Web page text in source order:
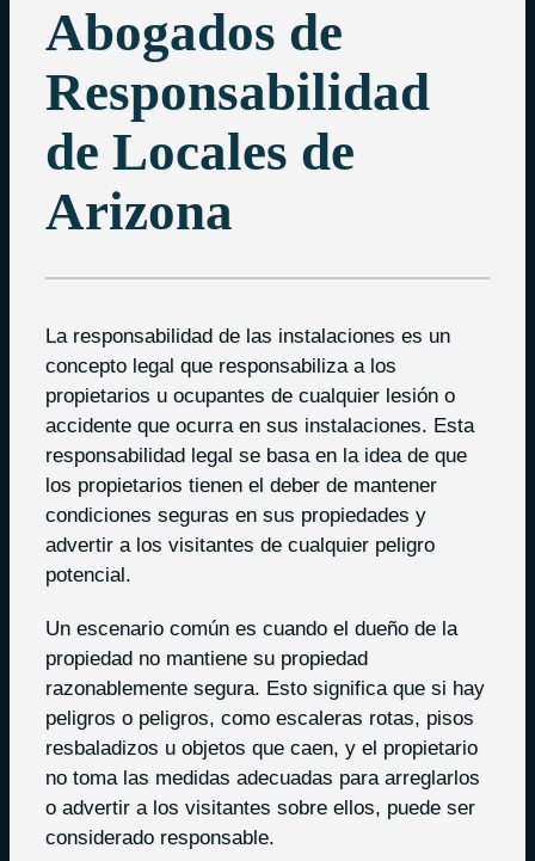
Abogados de
Responsabilidad
de Locales de
Arizona
La responsabilidad de las instalaciones es un
concepto legal que responsabiliza a los
propietarios u ocupantes de cualquier lesión o
accidente que ocurra en sus instalaciones. Esta
responsabilidad legal se basa en la idea de que
los propietarios tienen el deber de mantener
condiciones seguras en sus propiedades y
advertir a los visitantes de cualquier peligro
potencial.
Un escenario común es cuando el dueño de la
propiedad no mantiene su propiedad
razonablemente segura. Esto significa que si hay
peligros o peligros, como escaleras rotas, pisos
resbaladizos u objetos que caen, y el propietario
no toma las medidas adecuadas para arreglarlos
o advertir a los visitantes sobre ellos, puede ser
considerado responsable.